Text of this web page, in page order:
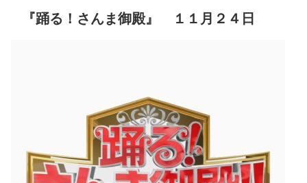
『踊る！さんま御殿』 １１月２４日